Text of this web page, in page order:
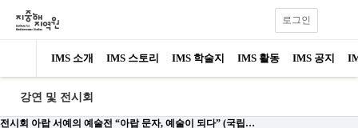
IMS 소개 IMS 스토리 IMS 학술지 IMS 활동 IMS 공지
로그인
강연 및 전시회
전시회 아랍 서예의 예술전 “아랍 문자, 예술이 되다” (국립…